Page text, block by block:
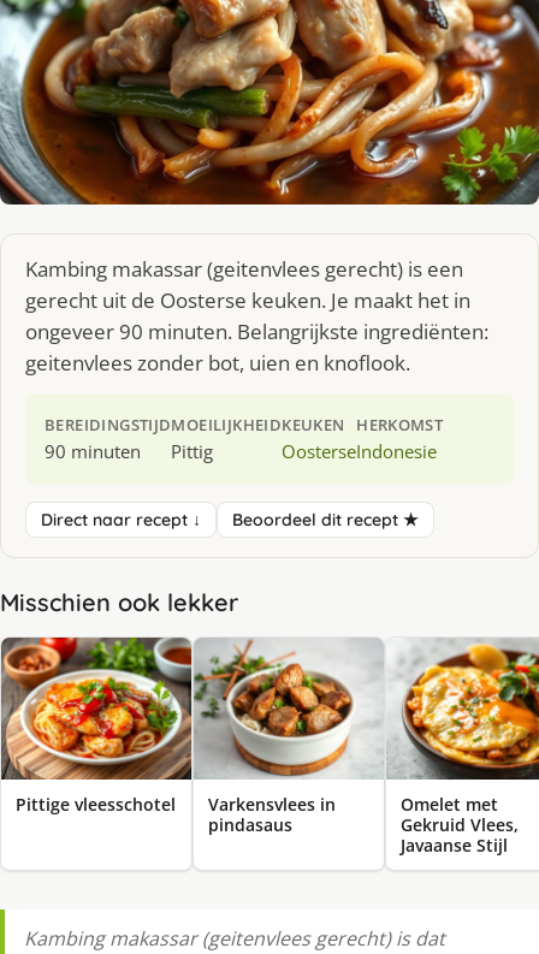
Kambing makassar (geitenvlees gerecht) is een
gerecht uit de Oosterse keuken. Je maakt het in
ongeveer 90 minuten. Belangrijkste ingrediënten:
geitenvlees zonder bot, uien en knoflook.
BEREIDINGSTIJD
90 minuten
MOEILIJKHEID
Pittig
KEUKEN
Oosterse
HERKOMST
Indonesie
Direct naar recept ↓ Beoordeel dit recept ★
Misschien ook lekker
Pittige vleesschotel
Varkensvlees in
pindasaus
Omelet met
Gekruid Vlees,
Javaanse Stijl
Kambing makassar (geitenvlees gerecht) is dat